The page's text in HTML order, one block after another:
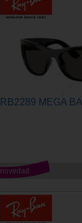
RB2289 MEGA
novedad